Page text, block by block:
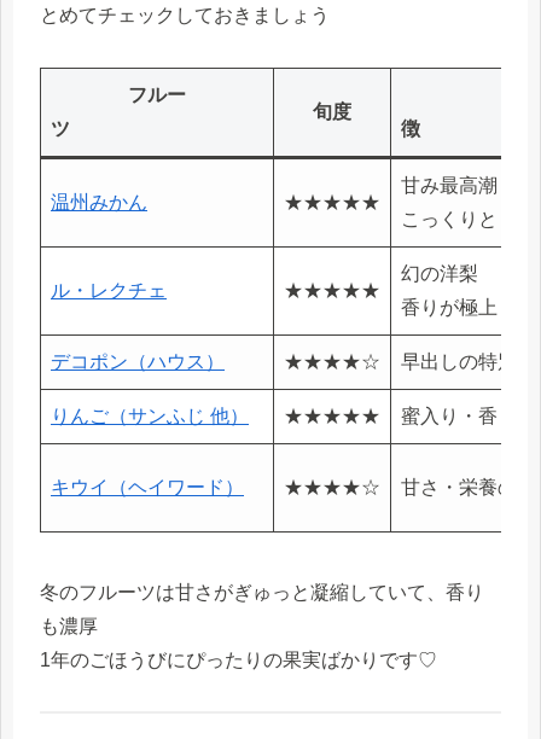
とめてチェックしておきましょう
フルー
ツ
旬度
温州みかん ★★★★★
甘み最高潮
こっくりとした
ル・レクチェ ★★★★★
幻の洋梨
香りが極上
デコポン（ハウス） ★★★★☆ 早出しの特別な
りんご（サンふじ 他） ★★★★★ 蜜入り・香りが
キウイ（ヘイワード） ★★★★☆ 甘さ・栄養の
冬のフルーツは甘さがぎゅっと凝縮していて、香り
も濃厚
1年のごほうびにぴったりの果実ばかりです♡